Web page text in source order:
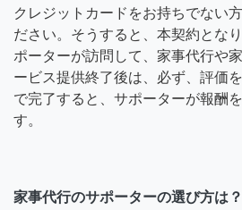
クレジットカードをお持ちでない
ださい。そうすると、本契約とな
ポーターが訪問して、家事代行や
ービス提供終了後は、必ず、評価
で完了すると、サポーターが報酬
す。
家事代行のサポーターの選び方は？